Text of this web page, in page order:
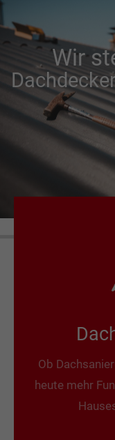
Wir
Ob
heute mehr